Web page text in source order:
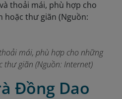
mái, phù hợp cho những
thư giãn (Nguồn: Internet)
Đồng Dao